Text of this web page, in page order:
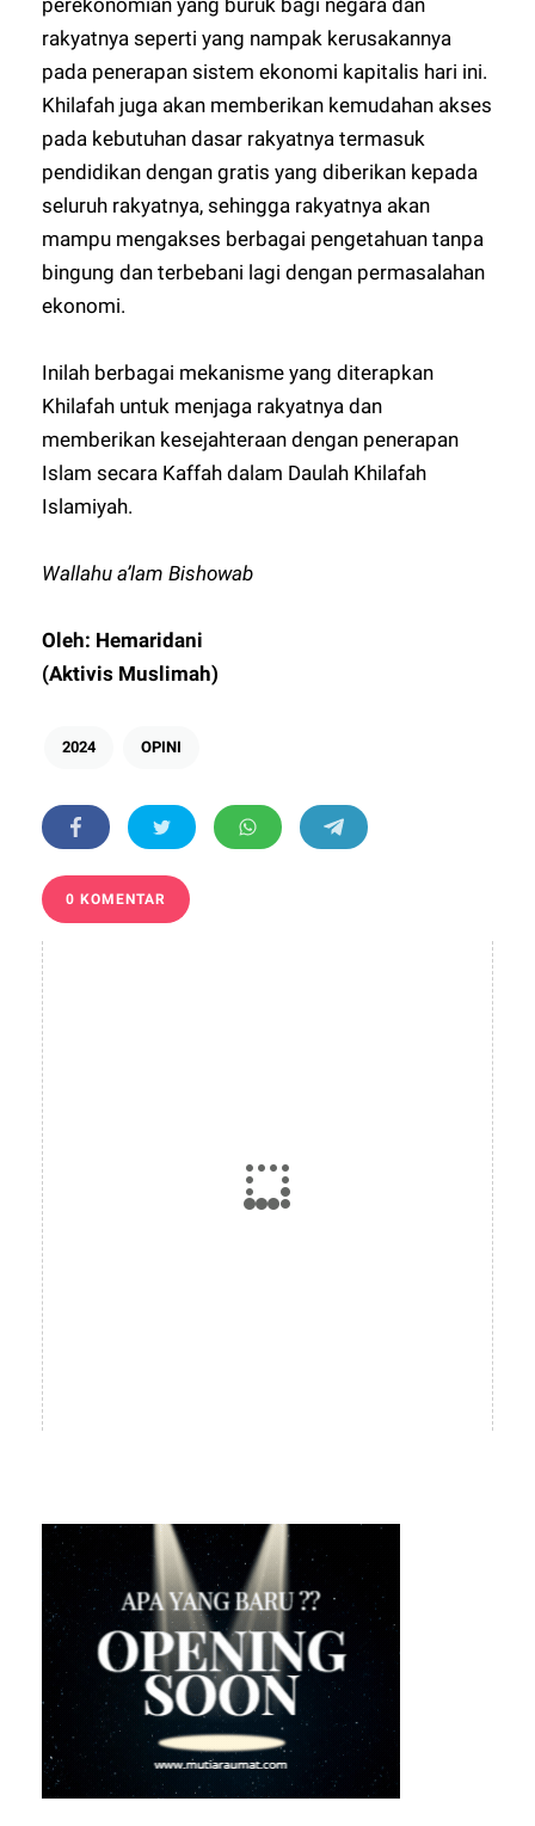
perekonomian yang buruk bagi negara dan
rakyatnya seperti yang nampak kerusakannya
pada penerapan sistem ekonomi kapitalis hari ini.
Khilafah juga akan memberikan kemudahan akses
pada kebutuhan dasar rakyatnya termasuk
pendidikan dengan gratis yang diberikan kepada
seluruh rakyatnya, sehingga rakyatnya akan
mampu mengakses berbagai pengetahuan tanpa
bingung dan terbebani lagi dengan permasalahan
ekonomi.
Inilah berbagai mekanisme yang diterapkan
Khilafah untuk menjaga rakyatnya dan
memberikan kesejahteraan dengan penerapan
Islam secara Kaffah dalam Daulah Khilafah
Islamiyah.
Wallahu a’lam Bishowab
Oleh: Hemaridani
(Aktivis Muslimah)
2024 OPINI
0 KOMENTAR